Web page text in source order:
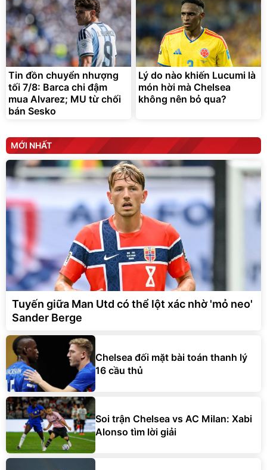
Tin đồn chuyển nhượng
tối 7/8: Barca chi đậm
mua Alvarez; MU từ chối
bán Sesko
Lý do nào khiến Lucumi là
món hời mà Chelsea
không nên bỏ qua?
MỚI NHẤT
Tuyến giữa Man Utd có thể lột xác nhờ 'mỏ neo'
Sander Berge
Chelsea đối mặt bài toán thanh lý
16 cầu thủ
Soi trận Chelsea vs AC Milan: Xabi
Alonso tìm lời giải